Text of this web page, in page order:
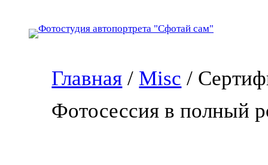
Главная / Misc /
Фотосессия в полный